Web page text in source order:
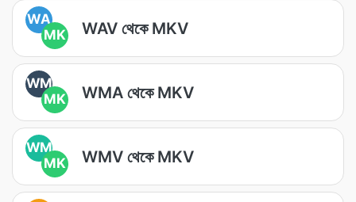
WA
MK
WAV থেকে MKV
WM
MK
WMA থেকে MKV
WM
MK
WMV থেকে MKV